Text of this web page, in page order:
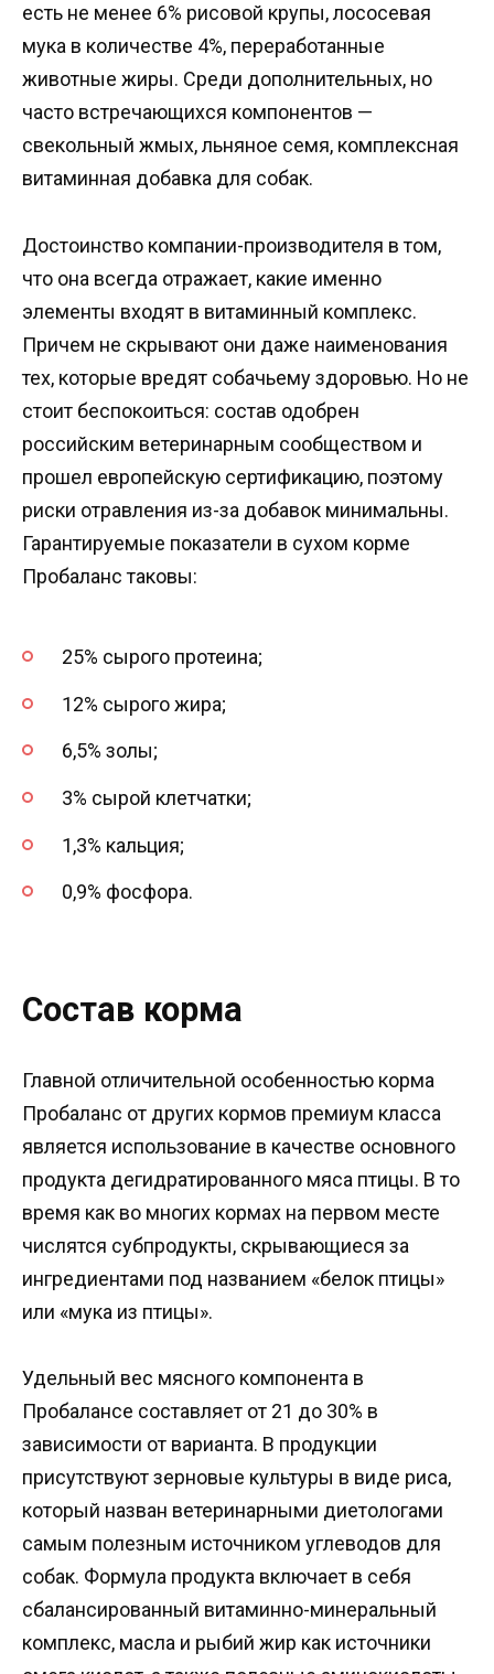
есть не менее 6% рисовой крупы, лососевая
мука в количестве 4%, переработанные
животные жиры. Среди дополнительных, но
часто встречающихся компонентов —
свекольный жмых, льняное семя, комплексная
витаминная добавка для собак.
Достоинство компании-производителя в том,
что она всегда отражает, какие именно
элементы входят в витаминный комплекс.
Причем не скрывают они даже наименования
тех, которые вредят собачьему здоровью. Но не
стоит беспокоиться: состав одобрен
российским ветеринарным сообществом и
прошел европейскую сертификацию, поэтому
риски отравления из-за добавок минимальны.
Гарантируемые показатели в сухом корме
Пробаланс таковы:
25% сырого протеина;
12% сырого жира;
6,5% золы;
3% сырой клетчатки;
1,3% кальция;
0,9% фосфора.
Состав корма
Главной отличительной особенностью корма
Пробаланс от других кормов премиум класса
является использование в качестве основного
продукта дегидратированного мяса птицы. В то
время как во многих кормах на первом месте
числятся субпродукты, скрывающиеся за
ингредиентами под названием «белок птицы»
или «мука из птицы».
Удельный вес мясного компонента в
Пробалансе составляет от 21 до 30% в
зависимости от варианта. В продукции
присутствуют зерновые культуры в виде риса,
который назван ветеринарными диетологами
самым полезным источником углеводов для
собак. Формула продукта включает в себя
сбалансированный витаминно-минеральный
комплекс, масла и рыбий жир как источники